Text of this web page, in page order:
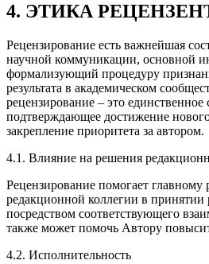
4. ЭТИКА
Рецензирование есть важнейшая
научной коммуникации, основной
формализующий процедуру
результата в академическом
рецензирование – это единственное
подтверждающее достижение нового
закрепление приоритета за автором.
4.1. Влияние на решения
Рецензирование помогает главному
редакционной коллегии в
посредством соответствующего
также может помочь Автору
4.2. Исполнительность